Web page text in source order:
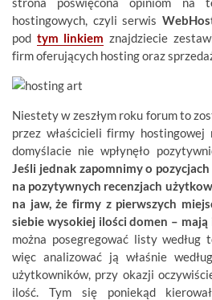
hostingowych, czyli serwis
pod tym linkiem znajdziecie
firm oferujących hosting oraz
Niestety w zeszłym roku forum to
przez właścicieli firmy hostingowej
domyślacie nie wpłynęło
Jeśli jednak zapomnimy o
na pozytywnych recenzjach
na jaw, że firmy z pierwszych
siebie wysokiej ilości domen – mają
można posegregować listy według
więc analizować ją właśnie
użytkowników, przy okazji
ilość. Tym się poniekąd